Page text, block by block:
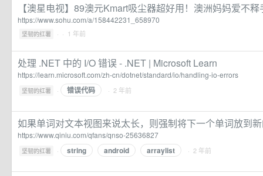
【澳星电视】89澳元Kmart吸尘器超好用！澳洲妈妈爱不释
https://www.sohu.com/a/158442231_658970
坚韧的红薯 · · 1 年前
处理 .NET 中的 I/O 错误 - .NET | Microsoft Learn
https://learn.microsoft.com/zh-cn/dotnet/standard/io/handling-io-errors
坚韧的红薯 · 错误代码 · 2 年前
如果单词对文本视图来说太长，则强制将下一个单词放到
https://www.qiniu.com/qfans/qnso-25636827
坚韧的红薯 · string android arraylist · 2 年前